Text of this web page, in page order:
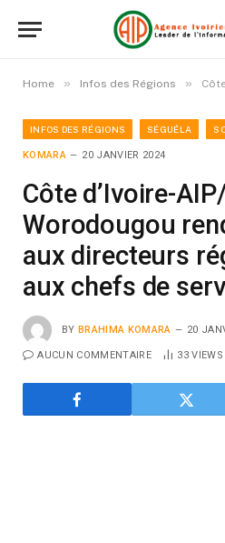
Home » Infos des Régions » Côte
INFOS DES RÉGIONS SÉGUÉLA
KOMARA 20 JANVIER 2024
Côte d’Ivoire-
Worodougou
aux directeurs
aux chefs de
BY BRAHIMA KOMARA 20
AUCUN COMMENTAIRE 33VIEWS